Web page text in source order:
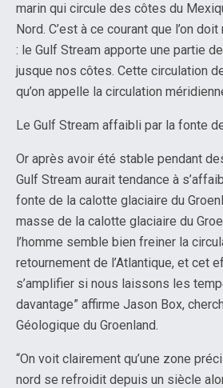
marin qui circule des côtes du
Nord. C’est à ce courant que l’on
: le Gulf Stream apporte une partie
jusque nos côtes. Cette circulation
qu’on appelle la circulation
Le Gulf Stream affaibli par la fonte
Or après avoir été stable pendant
Gulf Stream aurait tendance à
fonte de la calotte glaciaire du
masse de la calotte glaciaire du
l’homme semble bien freiner la
retournement de l’Atlantique, et cet
s’amplifier si nous laissons les
davantage” affirme Jason Box,
Géologique du Groenland.
“On voit clairement qu’une zone
nord se refroidit depuis un siècle